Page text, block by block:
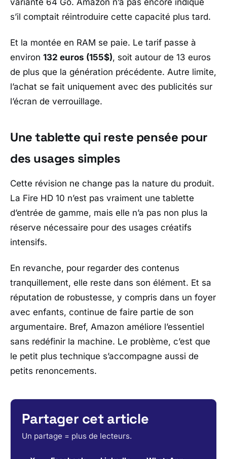
s’il comptait réintroduire cette capacité plus tard.
Et la montée en RAM se paie. Le tarif passe à
environ 132 euros (155$), soit autour de 13 euros
de plus que la génération précédente. Autre limite,
l’achat se fait uniquement avec des publicités sur
l’écran de verrouillage.
Une tablette qui reste pensée pour
des usages simples
Cette révision ne change pas la nature du produit.
La Fire HD 10 n’est pas vraiment une tablette
d’entrée de gamme, mais elle n’a pas non plus la
réserve nécessaire pour des usages créatifs
intensifs.
En revanche, pour regarder des contenus
tranquillement, elle reste dans son élément. Et sa
réputation de robustesse, y compris dans un foyer
avec enfants, continue de faire partie de son
argumentaire. Bref, Amazon améliore l’essentiel
sans redéfinir la machine. Le problème, c’est que
le petit plus technique s’accompagne aussi de
petits renoncements.
Partager cet article
Un partage = plus de lecteurs.